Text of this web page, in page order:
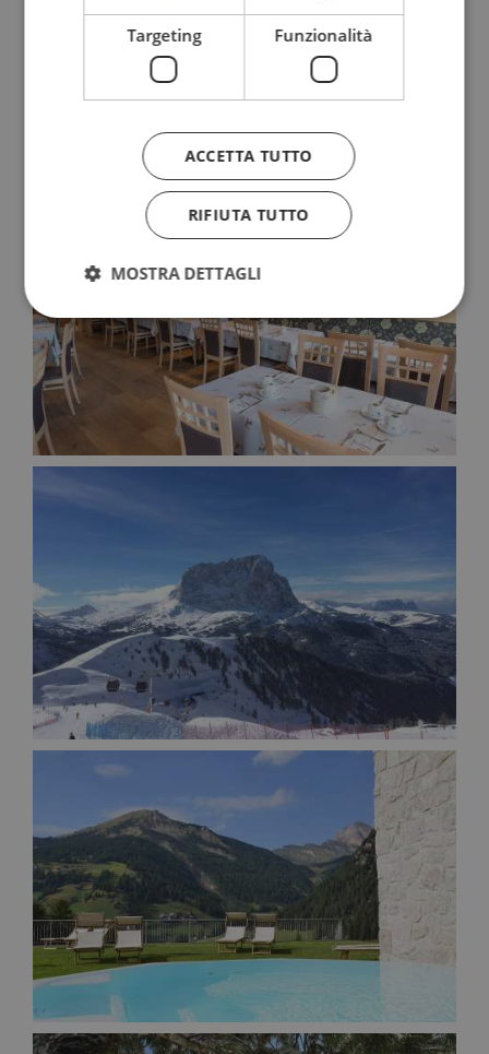
Targeting Funzionalità
ACCETTA TUTTO
RIFIUTA TUTTO
MOSTRA DETTAGLI